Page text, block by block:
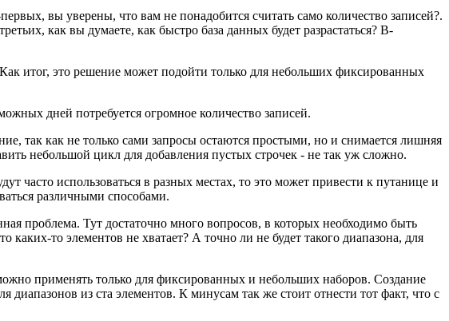
вы уверены, что вам не понадобится считать само количество записей?.
как вы думаете, как быстро база данных будет разрастаться? В-
итог, это решение может подойти только для небольших фиксированных
дней потребуется огромное количество записей.
так как не только сами запросы остаются простыми, но и снимается лишняя
небольшой цикл для добавления пустых строчек - не так уж сложно.
часто использоваться в разных местах, то это может привести к путанице и
различными способами.
проблема. Тут достаточно много вопросов, в которых необходимо быть
то элементов не хватает? А точно ли не будет такого диапазона, для
применять только для фиксированных и небольших наборов. Создание
из ста элементов. К минусам так же стоит отнести тот факт, что с